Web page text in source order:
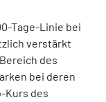
Tage-Linie bei
verstärkt
des
bei deren
Kurs des